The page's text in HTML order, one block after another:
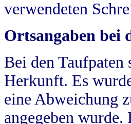
verwendeten
Ortsangaben bei
Bei den
Herkunft. Es
eine Abweichung
angegeben